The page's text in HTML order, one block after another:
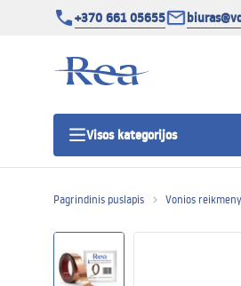
+370 661 05655
Visos kategorijos
Dušo durys
Pagrindinis puslapis Vonios